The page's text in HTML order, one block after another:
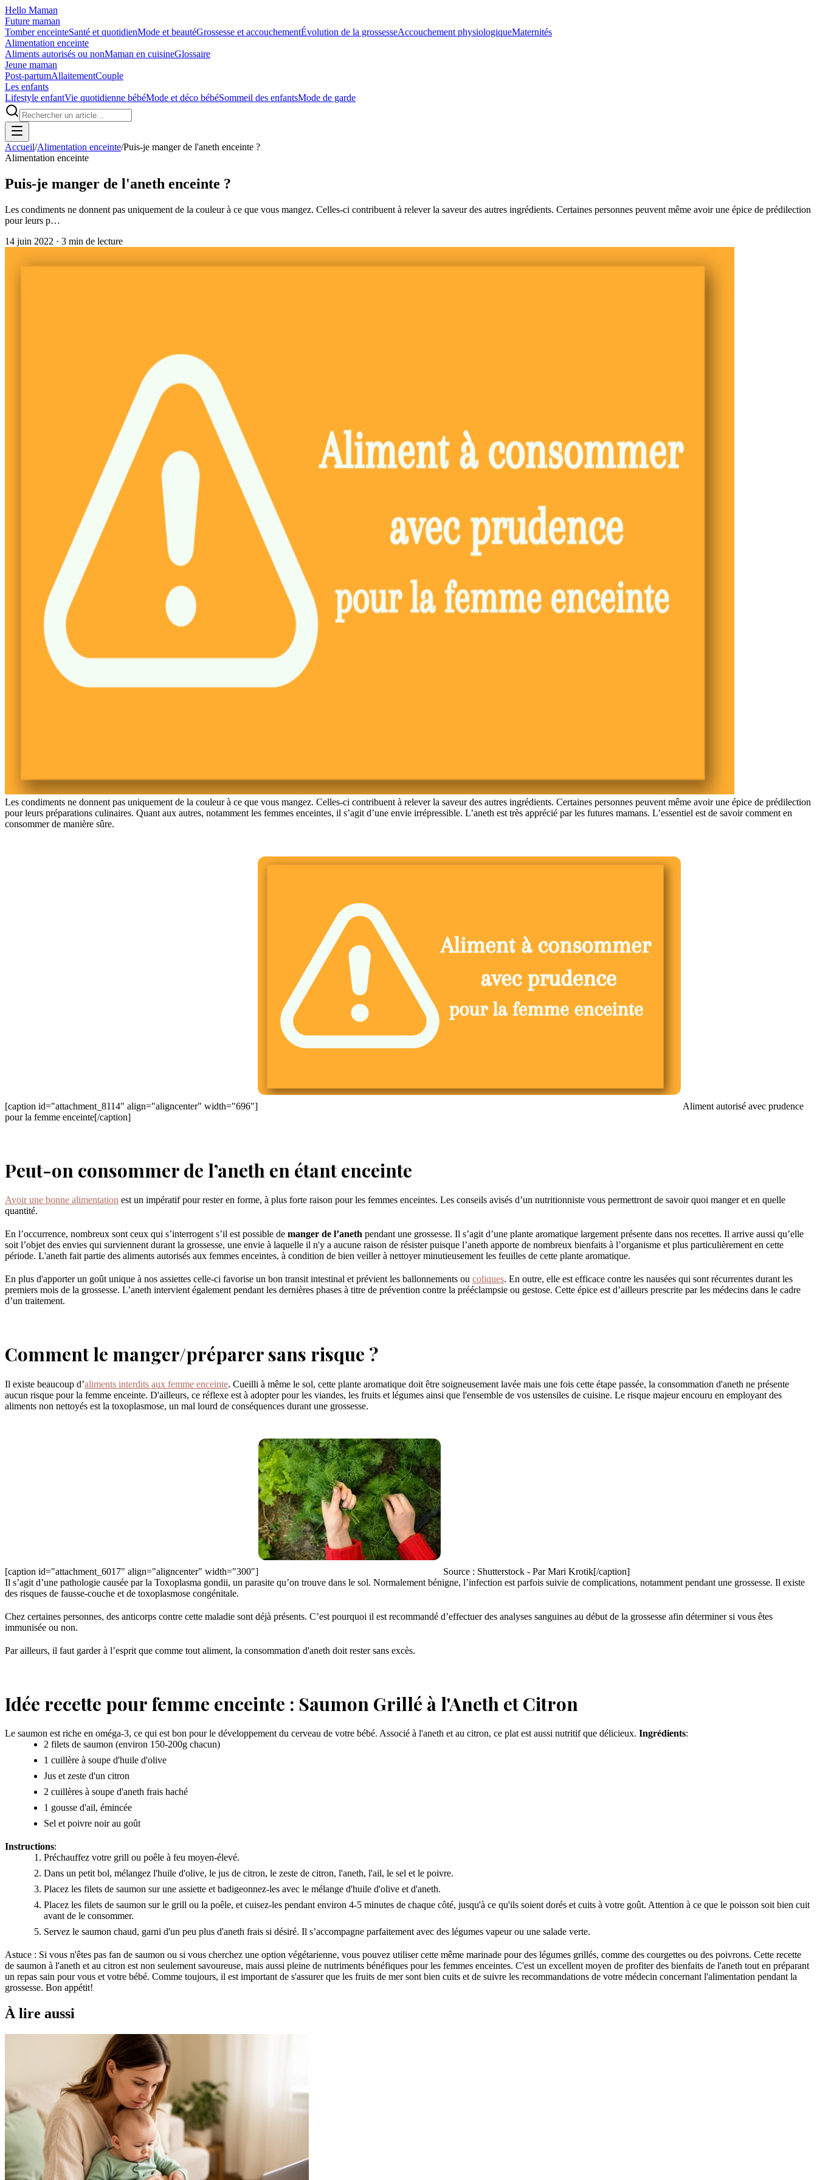
Hello Maman
Future maman
Tomber enceinteSanté et quotidienMode et beautéGrossesse et accouchementÉvolution de la grossesseAccouchement physiologiqueMaternités
Alimentation enceinte
Aliments autorisés ou nonMaman en cuisineGlossaire
Jeune maman
Post-partumAllaitementCouple
Les enfants
Lifestyle enfantVie quotidienne bébéMode et déco bébéSommeil des enfantsMode de garde
Accueil/Alimentation enceinte/Puis-je manger de l'aneth enceinte ?
Alimentation enceinte
Puis-je manger de l'aneth enceinte ?
Les condiments ne donnent pas uniquement de la couleur à ce que vous mangez. Celles-ci contribuent à relever la saveur des autres ingrédients. Certaines personnes peuvent même avoir une épice de prédilection
pour leurs p…
14 juin 2022 · 3 min de lecture
Les condiments ne donnent pas uniquement de la couleur à ce que vous mangez. Celles-ci contribuent à relever la saveur des autres ingrédients. Certaines personnes peuvent même avoir une épice de prédilection
pour leurs préparations culinaires. Quant aux autres, notamment les femmes enceintes, il s’agit d’une envie irrépressible. L’aneth est très apprécié par les futures mamans. L’essentiel est de savoir comment en
consommer de manière sûre.
[caption id="attachment_8114" align="aligncenter" width="696"]
Aliment autorisé avec prudence
pour la femme enceinte[/caption]
Peut-on consommer de l’aneth en étant enceinte
Avoir une bonne alimentation est un impératif pour rester en forme, à plus forte raison pour les femmes enceintes. Les conseils avisés d’un nutritionniste vous permettront de savoir quoi manger et en quelle
quantité.
En l’occurrence, nombreux sont ceux qui s’interrogent s’il est possible de manger de l’aneth pendant une grossesse. Il s’agit d’une plante aromatique largement présente dans nos recettes. Il arrive aussi qu’elle
soit l’objet des envies qui surviennent durant la grossesse, une envie à laquelle il n'y a aucune raison de résister puisque l’aneth apporte de nombreux bienfaits à l’organisme et plus particulièrement en cette
période. L'aneth fait partie des aliments autorisés aux femmes enceintes, à condition de bien veiller à nettoyer minutieusement les feuilles de cette plante aromatique.
En plus d'apporter un goût unique à nos assiettes celle-ci favorise un bon transit intestinal et prévient les ballonnements ou coliques. En outre, elle est efficace contre les nausées qui sont récurrentes durant les
premiers mois de la grossesse. L’aneth intervient également pendant les dernières phases à titre de prévention contre la prééclampsie ou gestose. Cette épice est d’ailleurs prescrite par les médecins dans le cadre
d’un traitement.
Comment le manger/préparer sans risque ?
Il existe beaucoup d’aliments interdits aux femme enceinte. Cueilli à même le sol, cette plante aromatique doit être soigneusement lavée mais une fois cette étape passée, la consommation d'aneth ne présente
aucun risque pour la femme enceinte. D'ailleurs, ce réflexe est à adopter pour les viandes, les fruits et légumes ainsi que l'ensemble de vos ustensiles de cuisine. Le risque majeur encouru en employant des
aliments non nettoyés est la toxoplasmose, un mal lourd de conséquences durant une grossesse.
[caption id="attachment_6017" align="aligncenter" width="300"]
Source : Shutterstock - Par Mari Krotik[/caption]
Il s’agit d’une pathologie causée par la Toxoplasma gondii, un parasite qu’on trouve dans le sol. Normalement bénigne, l’infection est parfois suivie de complications, notamment pendant une grossesse. Il existe
des risques de fausse-couche et de toxoplasmose congénitale.
Chez certaines personnes, des anticorps contre cette maladie sont déjà présents. C’est pourquoi il est recommandé d’effectuer des analyses sanguines au début de la grossesse afin déterminer si vous êtes
immunisée ou non.
Par ailleurs, il faut garder à l’esprit que comme tout aliment, la consommation d'aneth doit rester sans excès.
Idée recette pour femme enceinte : Saumon Grillé à l'Aneth et Citron
Le saumon est riche en oméga-3, ce qui est bon pour le développement du cerveau de votre bébé. Associé à l'aneth et au citron, ce plat est aussi nutritif que délicieux. Ingrédients:
2 filets de saumon (environ 150-200g chacun)
1 cuillère à soupe d'huile d'olive
Jus et zeste d'un citron
2 cuillères à soupe d'aneth frais haché
1 gousse d'ail, émincée
Sel et poivre noir au goût
Instructions:
Préchauffez votre grill ou poêle à feu moyen-élevé.
Dans un petit bol, mélangez l'huile d'olive, le jus de citron, le zeste de citron, l'aneth, l'ail, le sel et le poivre.
Placez les filets de saumon sur une assiette et badigeonnez-les avec le mélange d'huile d'olive et d'aneth.
Placez les filets de saumon sur le grill ou la poêle, et cuisez-les pendant environ 4-5 minutes de chaque côté, jusqu'à ce qu'ils soient dorés et cuits à votre goût. Attention à ce que le poisson soit bien cuit
avant de le consommer.
Servez le saumon chaud, garni d'un peu plus d'aneth frais si désiré. Il s’accompagne parfaitement avec des légumes vapeur ou une salade verte.
Astuce : Si vous n'êtes pas fan de saumon ou si vous cherchez une option végétarienne, vous pouvez utiliser cette même marinade pour des légumes grillés, comme des courgettes ou des poivrons. Cette recette
de saumon à l'aneth et au citron est non seulement savoureuse, mais aussi pleine de nutriments bénéfiques pour les femmes enceintes. C'est un excellent moyen de profiter des bienfaits de l'aneth tout en préparant
un repas sain pour vous et votre bébé. Comme toujours, il est important de s'assurer que les fruits de mer sont bien cuits et de suivre les recommandations de votre médecin concernant l'alimentation pendant la
grossesse. Bon appétit!
À lire aussi